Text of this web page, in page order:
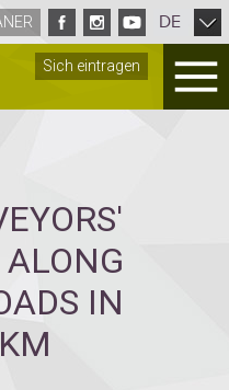
Sich eintragen
DE
IN